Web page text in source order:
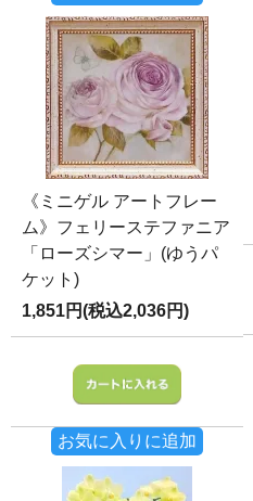
《ミニゲル アートフレー
ム》フェリーステファニア
「ローズシマー」(ゆうパ
ケット)
1,851円(税込2,036円)
お気に入りに追加